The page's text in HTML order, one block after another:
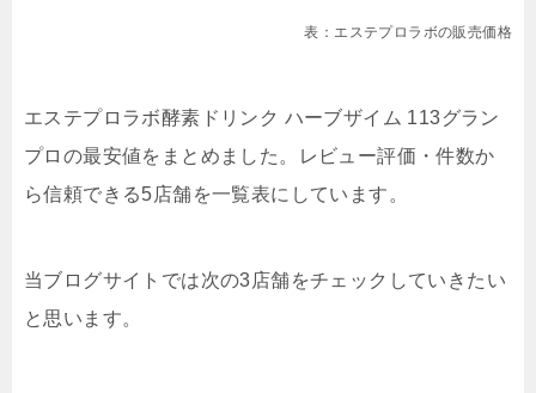
表：エステプロラボの販売価格
エステプロラボ酵素ドリンク ハーブザイム 113グラン
プロの最安値をまとめました。レビュー評価・件数か
ら信頼できる5店舗を一覧表にしています。
当ブログサイトでは次の3店舗をチェックしていきたい
と思います。